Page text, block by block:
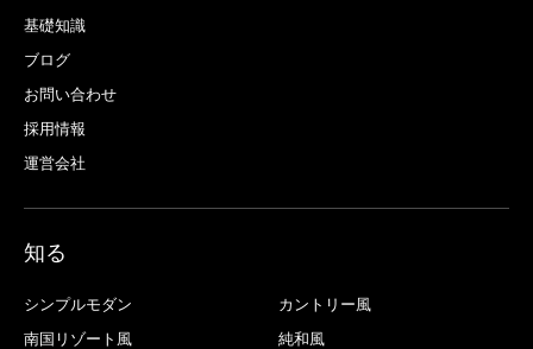
基礎知識
ブログ
お問い合わせ
採用情報
運営会社
知る
シンプルモダン
カントリー風
南国リゾート風
純和風